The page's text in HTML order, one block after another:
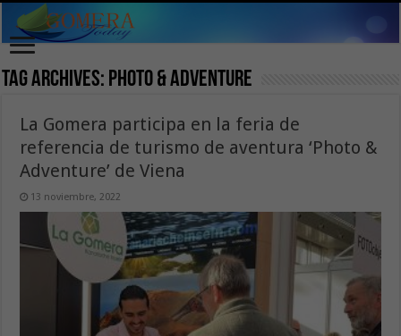
Tag Archives: Photo & Adventure
La Gomera participa en la feria de
referencia de turismo de aventura ‘Photo &
Adventure’ de Viena
13 noviembre, 2022